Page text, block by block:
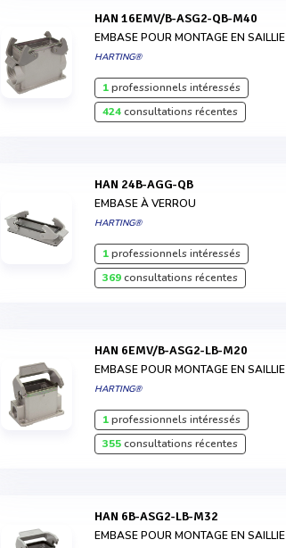
HAN 16EMV/B-ASG2-QB-M40
EMBASE POUR MONTAGE EN SAILLIE
HARTING®
1professionnels intéressés
424consultations récentes
HAN 24B-AGG-QB
EMBASE À VERROU
HARTING®
1professionnels intéressés
369consultations récentes
HAN 6EMV/B-ASG2-LB-M20
EMBASE POUR MONTAGE EN SAILLIE
HARTING®
1professionnels intéressés
355consultations récentes
HAN 6B-ASG2-LB-M32
EMBASE POUR MONTAGE EN SAILLIE